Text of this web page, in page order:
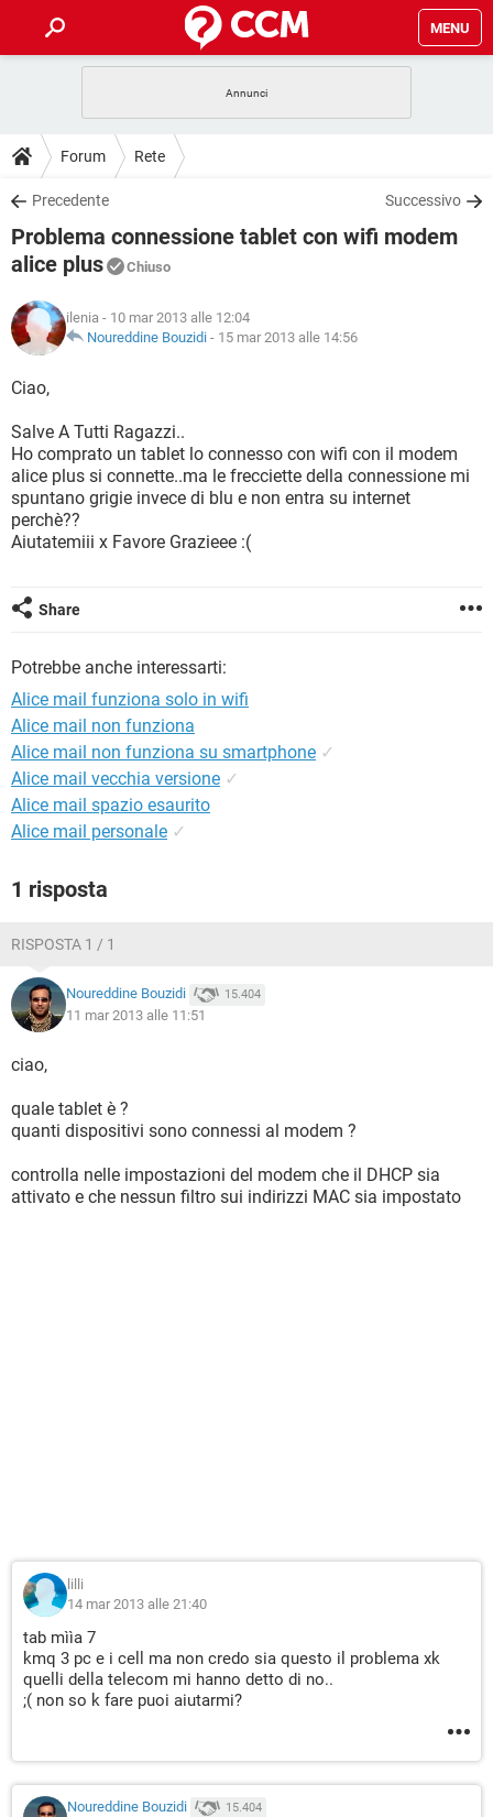
MENU
INTRATTENIMENTO
iOS
INSTAGRAM WHATSAPP
TIKTOK
HARDWARE
GUIDE
COVID-19
iOS
TIKTOK FACEBOOK
DOWNLOAD
COVID-19 GAMING
INTRATTENIMENTO
iOS
INSTAGRAM
TIKTOK
HARDWARE
FORUM
INTRATTENIMENTO ANDROID
HARDWARE
GLOSSARIO
COVID-19
INTRATTENIMENTO
iOS
INSTAGRAM WHATSAPP
TIKTOK FACEBOOK
HARDWARE
Forum Rete
Precedente Successivo
Problema connessione tablet con wifi modem
alice plus
Chiuso
ilenia - 10 mar 2013 alle 12:04
Noureddine Bouzidi - 15 mar 2013 alle 14:56
Ciao,
Salve A Tutti Ragazzi..
Ho comprato un tablet lo connesso con wifi con il modem
alice plus si connette..ma le frecciette della connessione mi
spuntano grigie invece di blu e non entra su internet
perchè??
Aiutatemiii x Favore Grazieee :(
Share
Potrebbe anche interessarti:
Alice mail funziona solo in wifi
Alice mail non funziona
Alice mail non funziona su smartphone ✓
Alice mail vecchia versione ✓
Alice mail spazio esaurito
Alice mail personale ✓
1 risposta
RISPOSTA 1 / 1
Noureddine Bouzidi 15.404
11 mar 2013 alle 11:51
ciao,
quale tablet è ?
quanti dispositivi sono connessi al modem ?
controlla nelle impostazioni del modem che il DHCP sia
attivato e che nessun filtro sui indirizzi MAC sia impostato
lilli
14 mar 2013 alle 21:40
tab mììa 7
kmq 3 pc e i cell ma non credo sia questo il problema xk
quelli della telecom mi hanno detto di no..
;( non so k fare puoi aiutarmi?
Noureddine Bouzidi 15.404